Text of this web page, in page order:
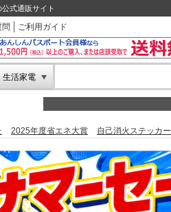
式通販サイト
問 ご利用ガイド
生活家電
2025年度省エネ大賞 自己消火ステッカー